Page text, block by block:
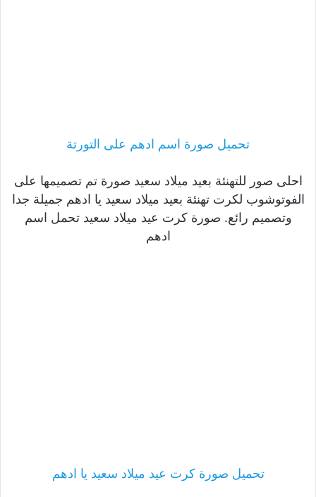
تحميل صورة اسم ادهم على التورتة
احلى صور للتهنئة بعيد ميلاد سعيد صورة تم تصميمها على
الفوتوشوب لكرت تهنئة بعيد ميلاد سعيد يا ادهم جميلة جدا
وتصميم رائع. صورة كرت عيد ميلاد سعيد تحمل اسم
ادهم
تحميل صورة كرت عيد ميلاد سعيد يا ادهم